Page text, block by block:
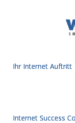
Ihr Internet Auftritt
Internet Success